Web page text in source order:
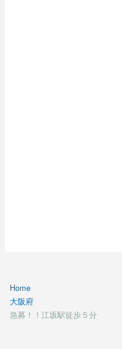
Home
大阪府
急募！！江坂駅徒歩５分